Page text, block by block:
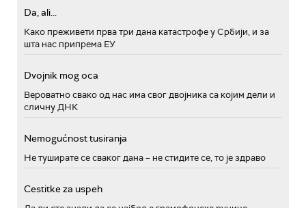
Da, ali...
Како преживети прва три дана катастрофе у Србији, и за
шта нас припрема ЕУ
Dvojnik mog oca
Вероватно свако од нас има свог двојника са којим дели и
сличну ДНК
Nemogućnost tusiranja
Не туширате се сваког дана – не стидите се, то је здраво
Cestitke za uspeh